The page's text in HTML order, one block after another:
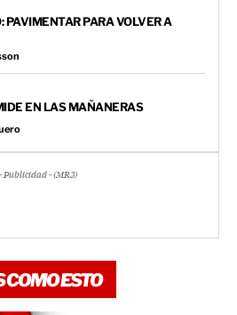
PAVIMENTAR PARA VOLVER A
EN LAS MAÑANERAS
- Publicidad - (MR3)
COMO ESTO